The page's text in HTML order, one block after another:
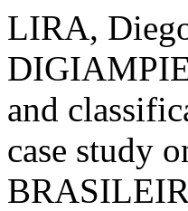
LIRA,
and
case study